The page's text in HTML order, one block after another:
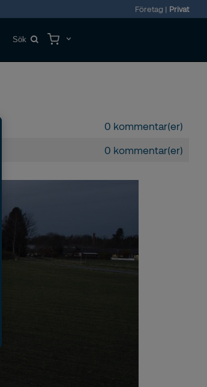
Företag | Privat
0 kommentar(er)
0 kommentar(er)